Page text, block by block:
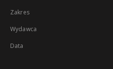
Zakres
Wydawca
Data